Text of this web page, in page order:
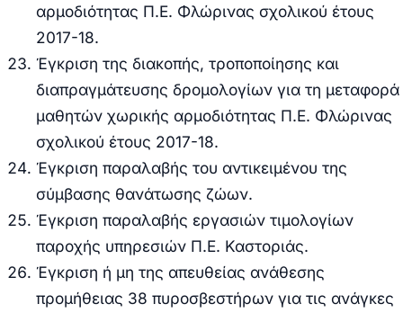
αρμοδιότητας Π.Ε. Φλώρινας σχολικού έτους
2017-18.
Έγκριση της διακοπής, τροποποίησης και
διαπραγμάτευσης δρομολογίων για τη μεταφορά
μαθητών χωρικής αρμοδιότητας Π.Ε. Φλώρινας
σχολικού έτους 2017-18.
Έγκριση παραλαβής του αντικειμένου της
σύμβασης θανάτωσης ζώων.
Έγκριση παραλαβής εργασιών τιμολογίων
παροχής υπηρεσιών Π.Ε. Καστοριάς.
Έγκριση ή μη της απευθείας ανάθεσης
προμήθειας 38 πυροσβεστήρων για τις ανάγκες